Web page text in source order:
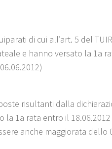
di cui all’art. 5 del
e hanno versato la 1a
risultanti dalla
la 1a rata entro il
anche maggiorata